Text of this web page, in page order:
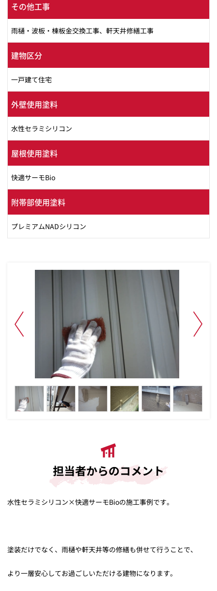
その他工事
雨樋・波板・棟板金交換工事、軒天井修繕工事
建物区分
一戸建て住宅
外壁使用塗料
水性セラミシリコン
屋根使用塗料
快適サーモBio
附帯部使用塗料
プレミアムNADシリコン
担当者からのコメント
水性セラミシリコン×快適サーモBioの施工事例です。
塗装だけでなく、雨樋や軒天井等の修繕も併せて行うことで、
より一層安心してお過ごしいただける建物になります。